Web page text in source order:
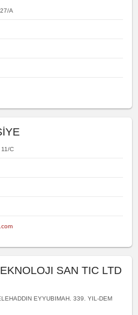
A
C
SAN TIC LTD
EYYUBIMAH. 339. YIL-DEM